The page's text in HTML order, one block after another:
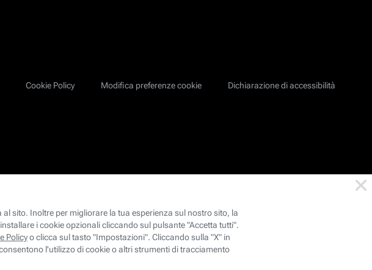
Cookie Policy Modifica preferenze cookie Dichiarazione di accessibilità